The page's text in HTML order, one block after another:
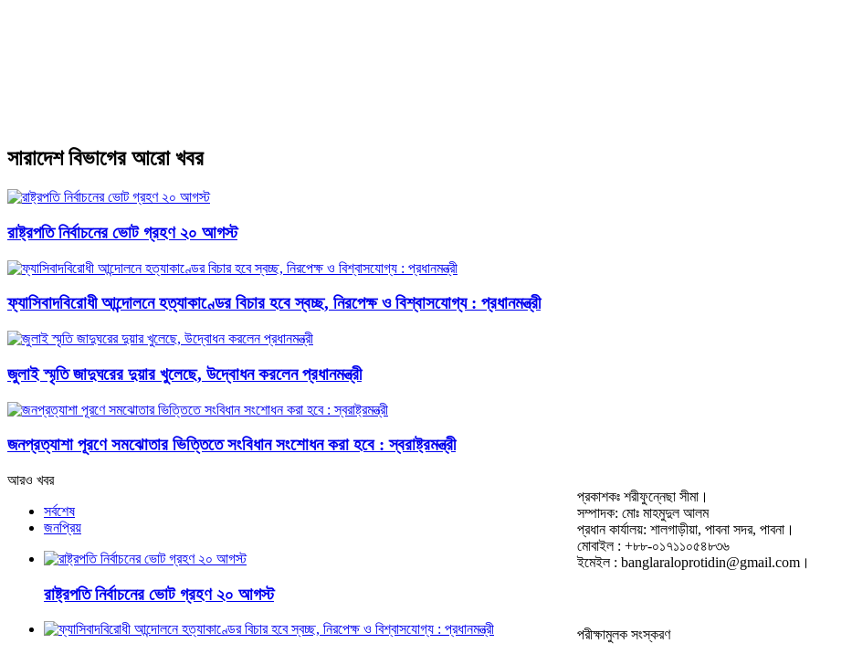
সারাদেশ বিভাগের আরো খবর
রাষ্ট্রপতি নির্বাচনের ভোট গ্রহণ ২০ আগস্ট
ফ্যাসিবাদবিরোধী আন্দোলনে হত্যাকাণ্ডের বিচার হবে স্বচ্ছ, নিরপেক্ষ ও বিশ্বাসযোগ্য : প্রধানমন্ত্রী
জুলাই স্মৃতি জাদুঘরের দুয়ার খুলেছে, উদ্বোধন করলেন প্রধানমন্ত্রী
জনপ্রত্যাশা পূরণে সমঝোতার ভিত্তিতে সংবিধান সংশোধন করা হবে : স্বরাষ্ট্রমন্ত্রী
আরও খবর
সর্বশেষ
জনপ্রিয়
রাষ্ট্রপতি নির্বাচনের ভোট গ্রহণ ২০ আগস্ট
প্রকাশকঃ শরীফুন্নেছা সীমা।
সম্পাদক: মোঃ মাহমুদুল আলম
প্রধান কার্যালয়: শালগাড়ীয়া, পাবনা সদর, পাবনা।
মোবাইল : +৮৮-০১৭১১০৫৪৮৩৬
ইমেইল : banglaraloprotidin@gmail.com।
পরীক্ষামুলক সংস্করণ